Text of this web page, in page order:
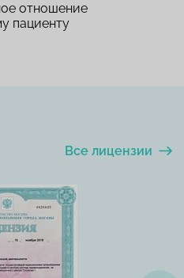
отношение
пациенту
Все лицензии